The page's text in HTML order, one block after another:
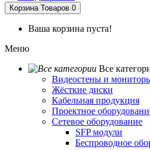
Корзина Товаров 0
Ваша корзина пуста!
Меню
Все
Видеостены и
Жёсткие диски
Кабельная продукция
Проектное
Сетевое оборудование
SFP модули
Беспроводное